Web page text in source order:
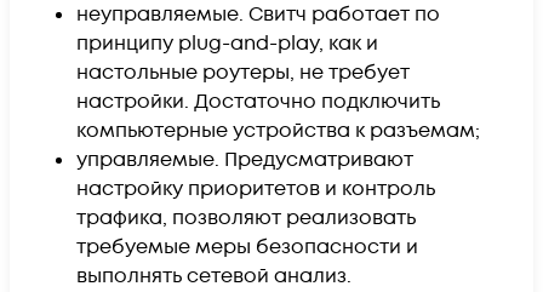
неуправляемые. Свитч работает по
принципу plug-and-play, как и
настольные роутеры, не требует
настройки. Достаточно подключить
компьютерные устройства к разъемам;
управляемые. Предусматривают
настройку приоритетов и контроль
трафика, позволяют реализовать
требуемые меры безопасности и
выполнять сетевой анализ.